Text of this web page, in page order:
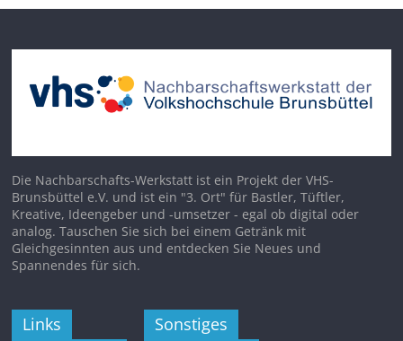
Die Nachbarschafts-Werkstatt ist ein Projekt der VHS-
Brunsbüttel e.V. und ist ein "3. Ort" für Bastler, Tüftler,
Kreative, Ideengeber und -umsetzer - egal ob digital oder
analog. Tauschen Sie sich bei einem Getränk mit
Gleichgesinnten aus und entdecken Sie Neues und
Spannendes für sich.
Links Sonstiges